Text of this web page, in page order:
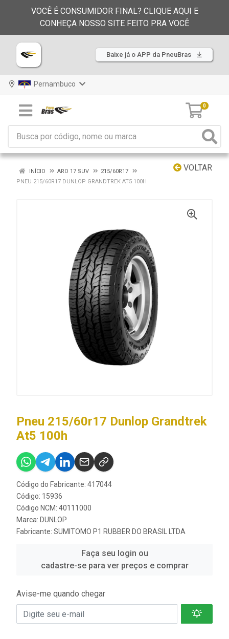
VOCÊ É CONSUMIDOR FINAL? CLIQUE AQUI E
CONHEÇA NOSSO SITE FEITO PRA VOCÊ
Baixe já o APP da PneuBras
Pernambuco
0
VOLTAR
INÍCIO ARO 17 SUV
215/60R17
PNEU 215/60R17 DUNLOP GRANDTREK AT5 100H
Pneu 215/60r17 Dunlop Grandtrek
At5 100h
Código do Fabricante: 417044
Código: 15936
Código NCM: 40111000
Marca: DUNLOP
Fabricante: SUMITOMO P1 RUBBER DO BRASIL LTDA
Faça seu login ou
cadastre-se para ver preços e comprar
Avise-me quando chegar